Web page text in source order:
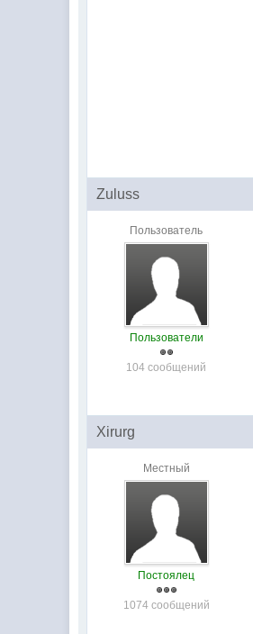
Zuluss
Пользователь
Пользователи
104 сообщений
Xirurg
Местный
Постоялец
1074 сообщений